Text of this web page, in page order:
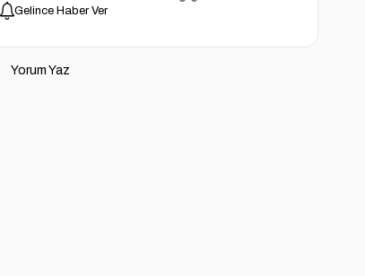
Gelince Haber Ver
Yorum Yaz